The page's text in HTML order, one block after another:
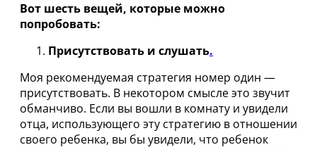
Вот шесть вещей, которые можно
попробовать:
Присутствовать и слушать.
Моя рекомендуемая стратегия номер один —
присутствовать. В некотором смысле это звучит
обманчиво. Если вы вошли в комнату и увидели
отца, использующего эту стратегию в отношении
своего ребенка, вы бы увидели, что ребенок